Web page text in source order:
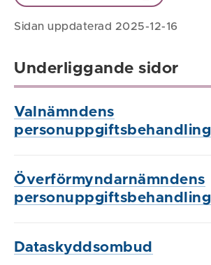
Sidan uppdaterad 2025-12-16
Underliggande sidor
Valnämndens
personuppgiftsbehandling
Överförmyndarnämndens
personuppgiftsbehandling
Dataskyddsombud